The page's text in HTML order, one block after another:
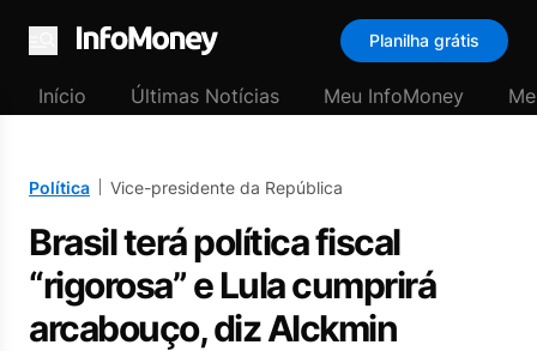
Menu
Planilha grátis
Início Últimas Notícias Meu InfoMoney
Política Vice-presidente da República
Brasil terá política fiscal
“rigorosa” e Lula cumprirá
arcabouço, diz Alckmin